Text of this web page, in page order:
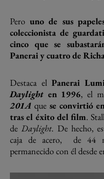
Perouno de sus
coleccionista de
cinco que se
Panerai y cuatro de
Destaca elPanerai
Daylight en 1996, el
201A que se convirtió
tras el éxito del film.
deDaylight. De hecho,
caja de acero,
de 44
permanecido con él desde